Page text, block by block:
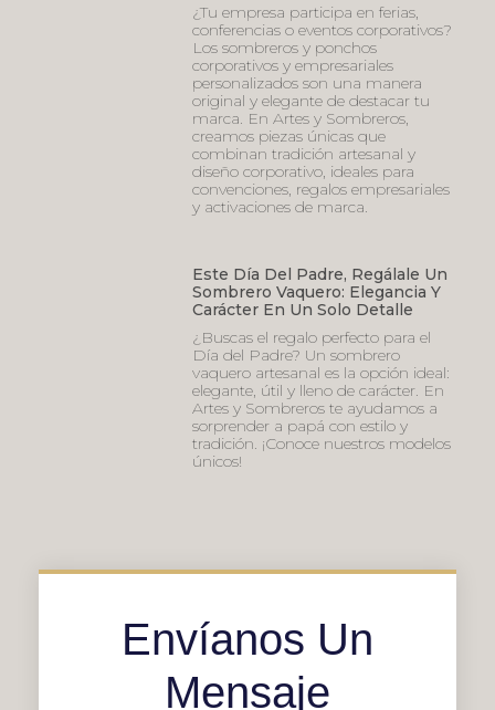
¿Tu empresa participa en ferias,
conferencias o eventos corporativos?
Los sombreros y ponchos
corporativos y empresariales
personalizados son una manera
original y elegante de destacar tu
marca. En Artes y Sombreros,
creamos piezas únicas que
combinan tradición artesanal y
diseño corporativo, ideales para
convenciones, regalos empresariales
y activaciones de marca.
Este Día Del Padre, Regálale Un
Sombrero Vaquero: Elegancia Y
Carácter En Un Solo Detalle
¿Buscas el regalo perfecto para el
Día del Padre? Un sombrero
vaquero artesanal es la opción ideal:
elegante, útil y lleno de carácter. En
Artes y Sombreros te ayudamos a
sorprender a papá con estilo y
tradición. ¡Conoce nuestros modelos
únicos!
Envíanos Un
Mensaje